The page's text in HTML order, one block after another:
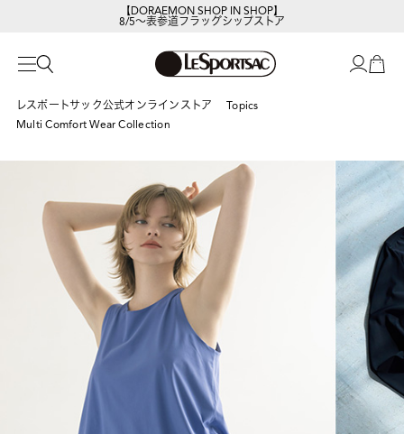
レスポートサックの新作を今すぐ見る
レスポートサック公式オンラインストア
Topics
Multi Comfort Wear Collection